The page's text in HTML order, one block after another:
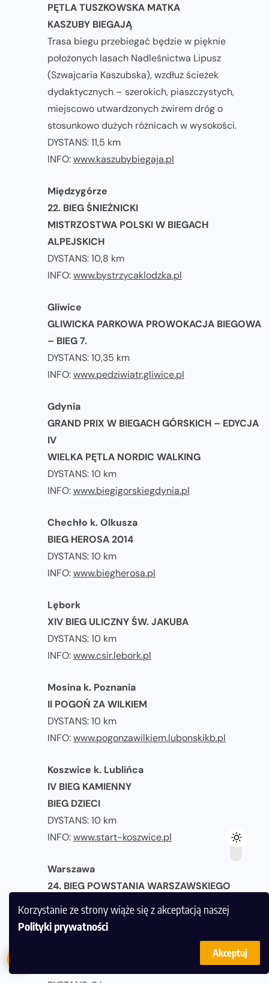
Korzystanie ze strony wiąże się z akceptacją naszej
Polityki prywatności
Akceptuj
PĘTLA TUSZKOWSKA MATKA
KASZUBY BIEGAJĄ
Trasa biegu przebiegać będzie w pięknie
położonych lasach Nadleśnictwa Lipusz
(Szwajcaria Kaszubska), wzdłuż ścieżek
dydaktycznych – szerokich, piaszczystych,
miejscowo utwardzonych żwirem dróg o
stosunkowo dużych różnicach w wysokości.
DYSTANS: 11,5 km
INFO:www.kaszubybiegaja.pl
Międzygórze
22. BIEG ŚNIEŻNICKI
MISTRZOSTWA POLSKI W BIEGACH
ALPEJSKICH
DYSTANS: 10,8 km
INFO:www.bystrzycaklodzka.pl
Gliwice
GLIWICKA PARKOWA PROWOKACJA BIEGOWA
– BIEG 7.
DYSTANS: 10,35 km
INFO:www.pedziwiatr.gliwice.pl
Gdynia
GRAND PRIX W BIEGACH GÓRSKICH – EDYCJA
IV
WIELKA PĘTLA NORDIC WALKING
DYSTANS: 10 km
INFO:www.biegigorskiegdynia.pl
Chechło k. Olkusza
BIEG HEROSA 2014
DYSTANS: 10 km
INFO:www.biegherosa.pl
Lębork
XIV BIEG ULICZNY ŚW. JAKUBA
DYSTANS: 10 km
INFO:www.csir.lebork.pl
Mosina k. Poznania
II POGOŃ ZA WILKIEM
DYSTANS: 10 km
INFO:www.pogonzawilkiem.lubonskikb.pl
Koszwice k. Lublińca
IV BIEG KAMIENNY
BIEG DZIECI
DYSTANS: 10 km
INFO:www.start-koszwice.pl
Warszawa
24. BIEG POWSTANIA WARSZAWSKIEGO
DYSTANS: 10 km
INFO:
www.wosir.waw.pl